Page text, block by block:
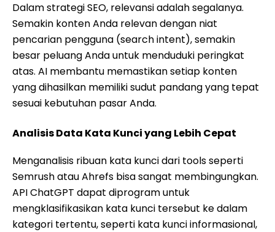
Dalam strategi SEO, relevansi adalah segalanya.
Semakin konten Anda relevan dengan niat
pencarian pengguna (search intent), semakin
besar peluang Anda untuk menduduki peringkat
atas. AI membantu memastikan setiap konten
yang dihasilkan memiliki sudut pandang yang tepat
sesuai kebutuhan pasar Anda.
Analisis Data Kata Kunci yang Lebih Cepat
Menganalisis ribuan kata kunci dari tools seperti
Semrush atau Ahrefs bisa sangat membingungkan.
API ChatGPT dapat diprogram untuk
mengklasifikasikan kata kunci tersebut ke dalam
kategori tertentu, seperti kata kunci informasional,